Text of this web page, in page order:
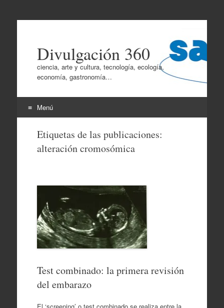
Divulgación 360
ciencia, arte y cultura, tecnología, ecología,
economía, gastronomía…
Menú
contenido
Etiquetas de las publicaciones:
alteración cromosómica
Test combinado: la primera revisión
del embarazo
El ‘screening’ o test combinado se realiza entre la